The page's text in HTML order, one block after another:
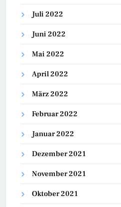
Juli 2022
Juni 2022
Mai 2022
April 2022
März 2022
Februar 2022
Januar 2022
Dezember 2021
November 2021
Oktober 2021